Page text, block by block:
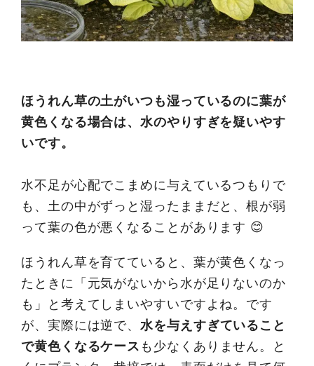
ほうれん草の土がいつも湿っているのに葉が
黄色くなる場合は、水のやりすぎを疑いやす
いです。
水不足が心配でこまめに与えているつもりで
も、土の中がずっと湿ったままだと、根が弱
って葉の色が悪くなることがあります 😊
ほうれん草を育てていると、葉が黄色くなっ
たときに「元気がないから水が足りないのか
も」と考えてしまいやすいですよね。です
が、実際には逆で、 水を与えすぎていること
で黄色くなるケース も少なくありません。と